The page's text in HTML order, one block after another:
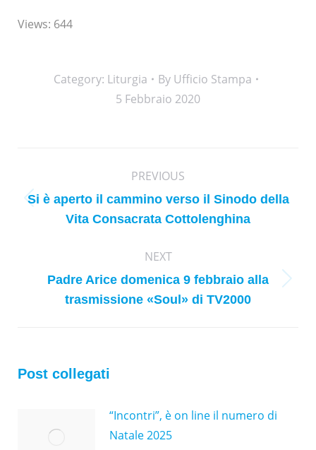
Views: 644
Category: Liturgia By Ufficio Stampa
5 Febbraio 2020
PREVIOUS
Previous
post:
Si è aperto il cammino verso il Sinodo della
Vita Consacrata Cottolenghina
NEXT
Next
post:
Padre Arice domenica 9 febbraio alla
trasmissione «Soul» di TV2000
Post collegati
“Incontri”, è on line il numero di
Natale 2025